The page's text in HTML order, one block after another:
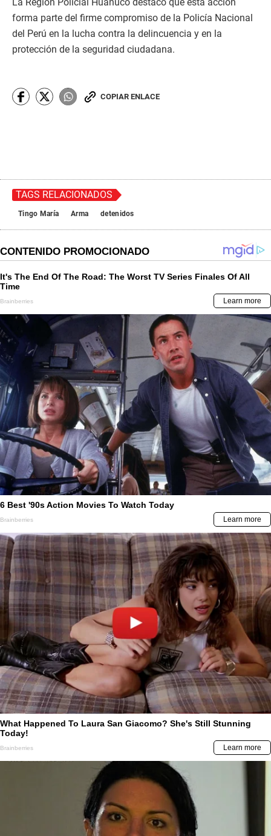
forma parte del firme compromiso de la Policía Nacional
del Perú en la lucha contra la delincuencia y en la
protección de la seguridad ciudadana.
COPIAR ENLACE
TAGS RELACIONADOS
Tingo María Arma detenidos